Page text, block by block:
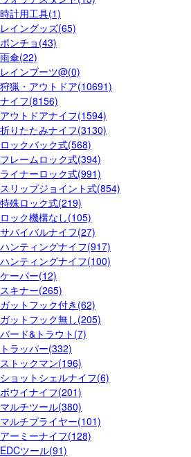
時計用工具(1)
レイングッズ(65)
ポンチョ(43)
雨傘(22)
レインブーツ@(0)
狩猟・アウトドア(10691)
ナイフ(8156)
アウトドアナイフ(1594)
折りたたみナイフ(3130)
ロックバック式(568)
フレームロック式(394)
ライナーロック式(991)
スリップジョイント式(854)
特殊ロック式(219)
ロック機構なし(105)
サバイバルナイフ(27)
ハンティングナイフ(917)
ハンティングナイフ(100)
ケーパー(12)
スキナー(265)
ガットフック付き(62)
ガットフック無し(205)
バード&トラウト(7)
トラッパー(332)
ストックマン(196)
ショットシェルナイフ(6)
ボウイナイフ(201)
マルチツール(380)
マルチプライヤー(101)
アーミーナイフ(128)
EDCツール(91)